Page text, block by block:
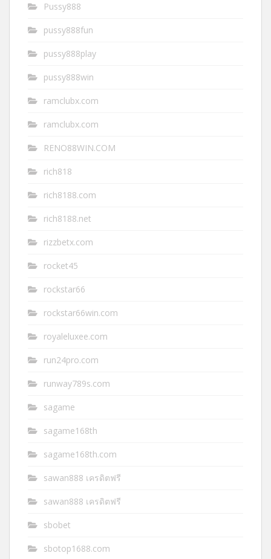
Pussy888
pussy888fun
pussy888play
pussy888win
ramclubx.com
ramclubx.com
RENO88WIN.COM
rich818
rich8188.com
rich8188.net
rizzbetx.com
rocket45
rockstar66
rockstar66win.com
royaleluxee.com
run24pro.com
runway789s.com
sagame
sagame168th
sagame168th.com
sawan888 เครดิตฟรี
sawan888 เครดิตฟรี
sbobet
sbotop1688.com